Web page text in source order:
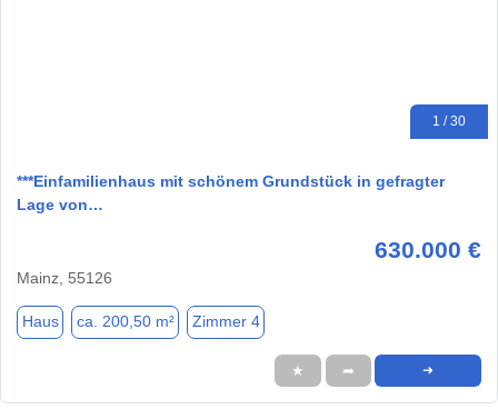
1 / 30
***Einfamilienhaus mit schönem Grundstück in gefragter
Lage von…
630.000 €
Mainz, 55126
Haus ca. 200,50 m² Zimmer 4
★ ➦ ➜